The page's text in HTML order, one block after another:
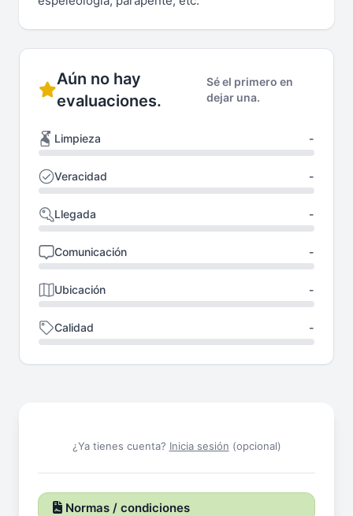
Aún no hay
evaluaciones.
Sé el primero en
dejar una.
Limpieza -
Veracidad -
Llegada -
Comunicación -
Ubicación -
Calidad -
¿Ya tienes cuenta? Inicia sesión (opcional)
Normas / condiciones